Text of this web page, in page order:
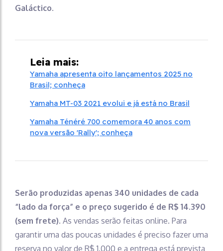
Galáctico.
Leia mais:
Yamaha apresenta oito lançamentos 2025 no
Brasil; conheça
Yamaha MT-03 2021 evolui e já está no Brasil
Yamaha Ténéré 700 comemora 40 anos com
nova versão 'Rally'; conheça
Serão produzidas apenas 340 unidades de cada
“lado da força” e o preço sugerido é de R$ 14.390
(sem frete). As vendas serão feitas online. Para
garantir uma das poucas unidades é preciso fazer uma
reserva no valor de R$ 1.000 e a entrega está prevista